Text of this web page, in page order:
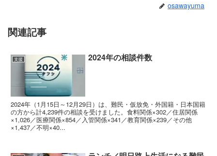
osawayuma
関連記事
支援 2024年の相談件数
2024年（1月15日～12月29日）は、難民・仮放免・外国籍・日本国籍
の方から計4,239件の相談を受けました。食料関係×302／住居関係
×1,026／医療関係×854／入管関係×341／教育関係×239／その他
×1,437／不明×40...